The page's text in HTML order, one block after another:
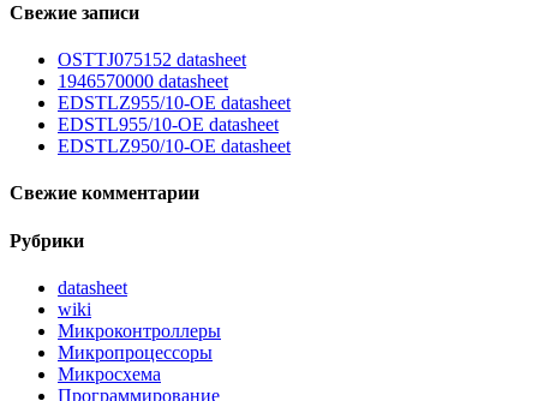
Свежие записи
OSTTJ075152 datasheet
1946570000 datasheet
EDSTLZ955/10-OE datasheet
EDSTL955/10-OE datasheet
EDSTLZ950/10-OE datasheet
Свежие комментарии
Рубрики
datasheet
wiki
Микроконтроллеры
Микропроцессоры
Микросхема
Программирование